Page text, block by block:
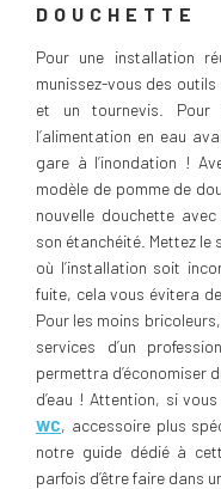
DOUCHETTE
Pour une installation
munissez-vous des
et un tournevis. Pour
l’alimentation en eau
gare à l’inondation !
modèle de pomme de
nouvelle douchette
son étanchéité. Mettez le
où l’installation soit
fuite, cela vous évitera
Pour les moins
services d’un
permettra d’économiser
d’eau ! Attention, si
WC, accessoire plus
notre guide dédié à
parfois d’être faire dans